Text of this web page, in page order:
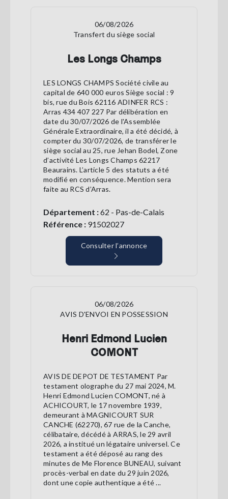
06/08/2026
Transfert du siège social
Les Longs Champs
LES LONGS CHAMPS Société civile au
capital de 640 000 euros Siège social : 9
bis, rue du Bois 62116 ADINFER RCS :
Arras 434 407 227 Par délibération en
date du 30/07/2026 de l'Assemblée
Générale Extraordinaire, il a été décidé, à
compter du 30/07/2026, de transférer le
siège social au 25, rue Jehan Bodel, Zone
d’activité Les Longs Champs 62217
Beaurains. L’article 5 des statuts a été
modifié en conséquence. Mention sera
faite au RCS d’Arras.
Département :62 - Pas-de-Calais
Référence : 91502027
Consulter l’annonce
06/08/2026
AVIS D'ENVOI EN POSSESSION
Henri Edmond Lucien
COMONT
AVIS DE DEPOT DE TESTAMENT Par
testament olographe du 27 mai 2024, M.
Henri Edmond Lucien COMONT, né à
ACHICOURT, le 17 novembre 1939,
demeurant à MAGNICOURT SUR
CANCHE (62270), 67 rue de la Canche,
célibataire, décédé à ARRAS, le 29 avril
2026, a institué un légataire universel. Ce
testament a été déposé au rang des
minutes de Me Florence BUNEAU, suivant
procès-verbal en date du 29 juin 2026,
dont une copie authentique a été ...